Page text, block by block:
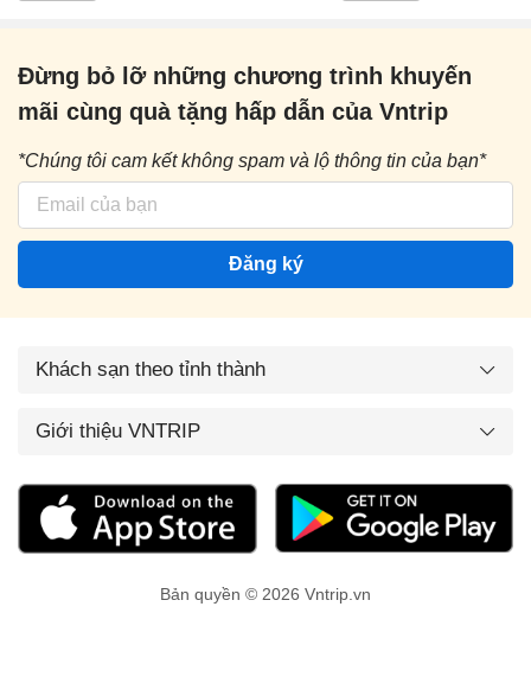
Đừng bỏ lỡ những chương trình khuyến
mãi cùng quà tặng hấp dẫn của Vntrip
*Chúng tôi cam kết không spam và lộ thông tin của bạn*
Đăng ký
Khách sạn theo tỉnh thành
Giới thiệu VNTRIP
Bản quyền © 2026 Vntrip.vn